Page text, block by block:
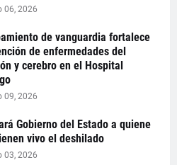
06, 2026
de vanguardia fortalece
de enfermedades del
y cerebro en el Hospital
09, 2026
Gobierno del Estado a quiene
vivo el deshilado
03, 2026